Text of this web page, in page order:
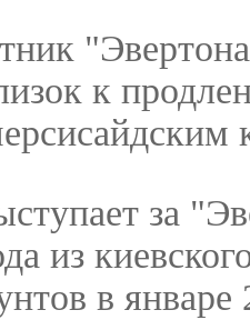
к
за
из
в январе